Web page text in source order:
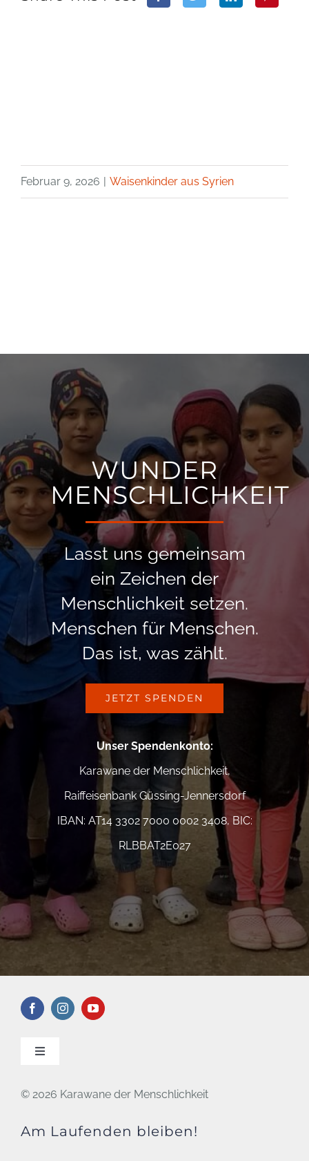
Februar 9, 2026 | Waisenkinder aus Syrien
WUNDER
MENSCHLICHKEIT
Lasst uns gemeinsam
ein Zeichen der
Menschlichkeit setzen.
Menschen für Menschen.
Das ist, was zählt.
JETZT SPENDEN
Unser Spendenkonto:
Karawane der Menschlichkeit,
Raiffeisenbank Güssing-Jennersdorf
IBAN: AT14 3302 7000 0002 3408, BIC:
RLBBAT2E027
Toggle
KONTAKT
DATENSCHUTZ
© 2026 Karawane der Menschlichkeit
Am Laufenden bleiben!